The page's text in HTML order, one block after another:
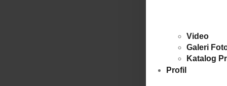
Video
Galeri
Katalog
Profil